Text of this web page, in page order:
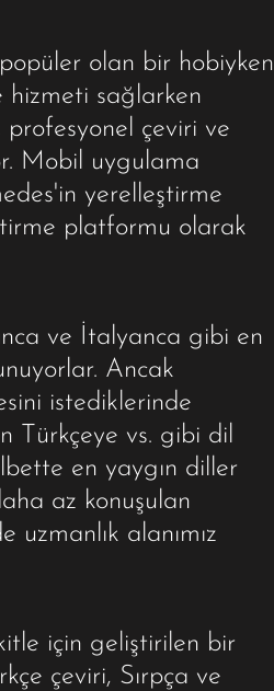
olan bir hobiyken
hizmeti sağlarken
profesyonel çeviri ve
Mobil uygulama
yerelleştirme
platformu olarak
ve İtalyanca gibi en
Ancak
istediklerinde
Türkçeye vs. gibi dil
en yaygın diller
az konuşulan
alanımız
için geliştirilen bir
çeviri, Sırpça ve